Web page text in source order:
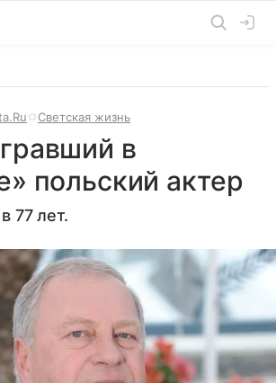
Светская жизнь
в
польский актер
77 лет.